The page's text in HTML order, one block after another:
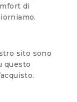
di
sito sono
questo